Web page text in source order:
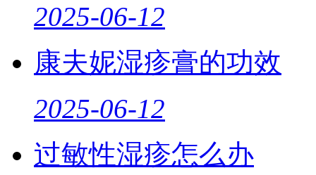
2025-06-12
康夫妮湿疹膏的功效
2025-06-12
过敏性湿疹怎么办